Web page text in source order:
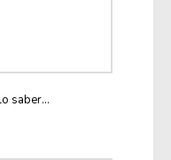
saber...